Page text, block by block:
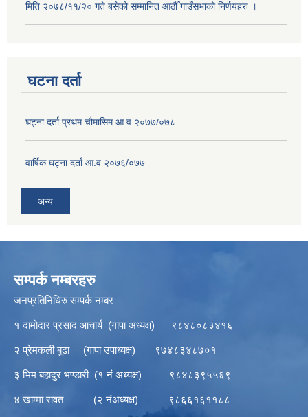
मिति २०७८/११/२० गते बसेको सम्मानित आठौँ गाउँसभाको निर्णयहरु ।
घटना दर्ता
घट्ना दर्ता प्रथम चौमासिम आ.व २०७७/०७८
वार्षिक घट्ना दर्ता आ.व २०७६/०७७
अन्य
सम्पर्क नम्बरहरु
जनप्रतिनिधिरु सम्पर्क नम्बर
१ दामोदार प्रसाद आचार्य (गापा अध्यक्ष) ९८४८०८३४१६
२ प्रेमकली बुढा (गापा उपाध्यक्ष) ९७४८३४८७०१
३ भिम बहादुर भण्डारी (१ नं अध्यक्ष) ९८४८३९५५६९
४ खाम्मा रावत (२ नंअध्यक्ष) ९८६६१६११८८